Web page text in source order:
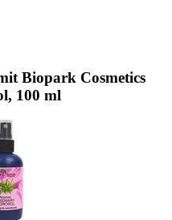
Biopark Cosmetics
100 ml